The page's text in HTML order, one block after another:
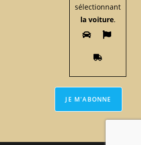
sélectionnant
la voiture.